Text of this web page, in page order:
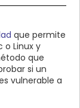
que permite
o Linux y
que
si un
vulnerable a